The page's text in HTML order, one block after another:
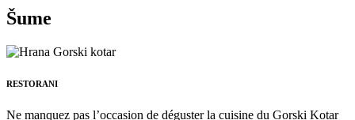
Šume
RESTORANI
Ne manquez pas l’occasion de déguster la cuisine du Gorski Kotar